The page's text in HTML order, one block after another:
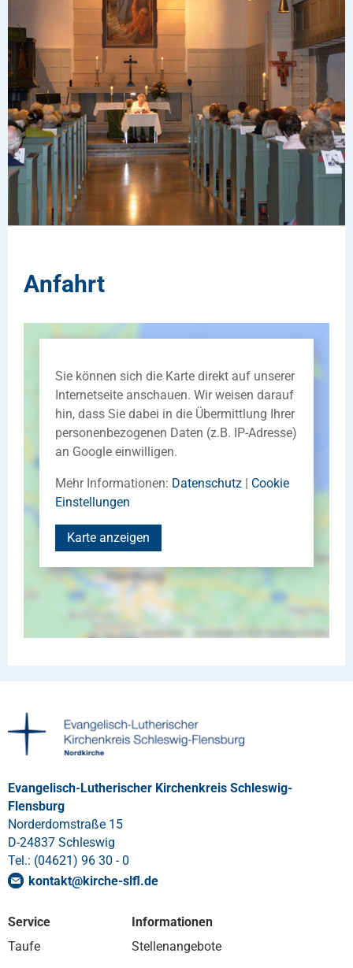
Anfahrt
Sie können sich die Karte direkt auf unserer
Internetseite anschauen. Wir weisen darauf
hin, dass Sie dabei in die Übermittlung Ihrer
personenbezogenen Daten (z.B. IP-Adresse)
an Google einwilligen.
Mehr Informationen: Datenschutz | Cookie
Einstellungen
Karte anzeigen
Evangelisch-Lutherischer Kirchenkreis Schleswig-
Flensburg
Norderdomstraße 15
D-24837 Schleswig
Tel.: (04621) 96 30 - 0
kontakt@kirche-slfl.de
Service
Taufe
Informationen
Stellenangebote